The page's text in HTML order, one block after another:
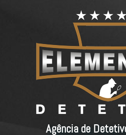
Agência de